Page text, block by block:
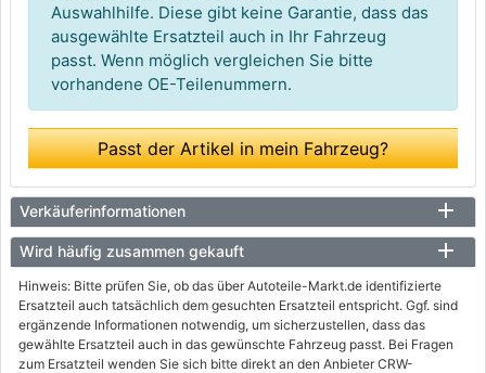
Auswahlhilfe. Diese gibt keine Garantie, dass das
ausgewählte Ersatzteil auch in Ihr Fahrzeug
passt. Wenn möglich vergleichen Sie bitte
vorhandene OE-Teilenummern.
Passt der Artikel in mein Fahrzeug?
Verkäuferinformationen
Wird häufig zusammen gekauft
Hinweis: Bitte prüfen Sie, ob das über Autoteile-Markt.de identifizierte
Ersatzteil auch tatsächlich dem gesuchten Ersatzteil entspricht. Ggf. sind
ergänzende Informationen notwendig, um sicherzustellen, dass das
gewählte Ersatzteil auch in das gewünschte Fahrzeug passt. Bei Fragen
zum Ersatzteil wenden Sie sich bitte direkt an den Anbieter CRW-